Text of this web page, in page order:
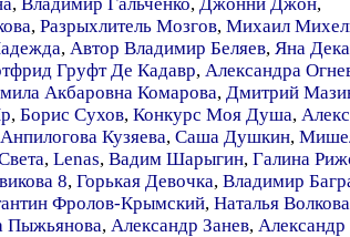
, Разрыхлитель Мозгов, Михаил
, Автор Владимир Беляев, Яна Дека
Груфт Де Кадавр, Александра
Акбаровна Комарова, Дмитрий
, Борис Сухов, Конкурс Моя Душа,
Кузяева, Саша Душкин,
, Lenas, Вадим Шарыгин, Галина
8, Горькая Девочка, Владимир
Фролов-Крымский, Наталья
Пыжьянова, Александр Занев, Александр